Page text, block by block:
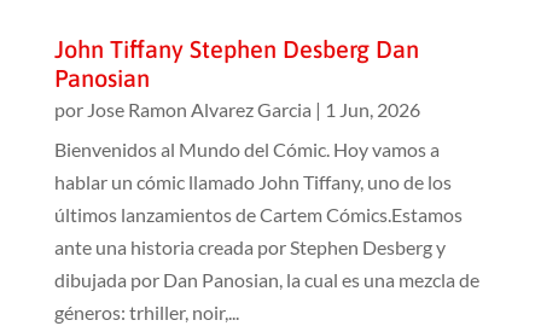
John Tiffany Stephen Desberg Dan
Panosian
por Jose Ramon Alvarez Garcia | 1 Jun, 2026
Bienvenidos al Mundo del Cómic. Hoy vamos a
hablar un cómic llamado John Tiffany, uno de los
últimos lanzamientos de Cartem Cómics.Estamos
ante una historia creada por Stephen Desberg y
dibujada por Dan Panosian, la cual es una mezcla de
géneros: trhiller, noir,...